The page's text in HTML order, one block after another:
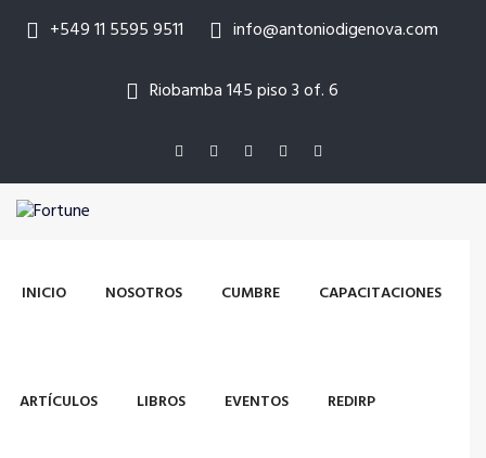
+549 11 5595 9511 info@antoniodigenova.com
Riobamba 145 piso 3 of. 6
INICIO NOSOTROS CUMBRE CAPACITACIONES
ARTÍCULOS LIBROS EVENTOS REDIRP